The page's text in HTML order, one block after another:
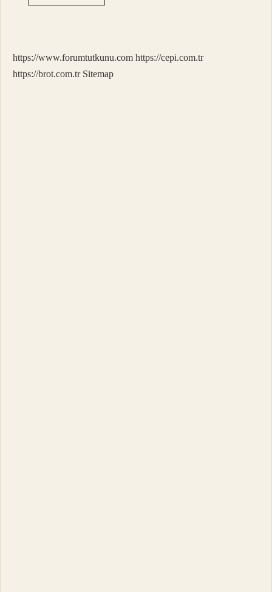
Nasil
https://www.forumtutkunu.com https://cepi.com.tr
https://brot.com.tr Sitemap